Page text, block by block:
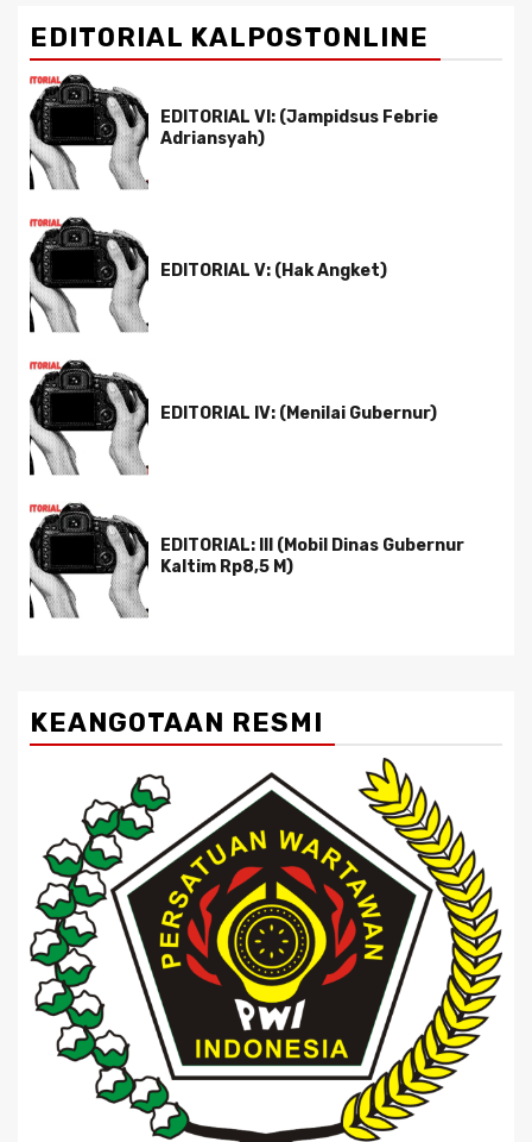
EDITORIAL KALPOSTONLINE
EDITORIAL VI: (Jampidsus Febrie
Adriansyah)
EDITORIAL V: (Hak Angket)
EDITORIAL IV: (Menilai Gubernur)
EDITORIAL: III (Mobil Dinas Gubernur
Kaltim Rp8,5 M)
KEANGOTAAN RESMI